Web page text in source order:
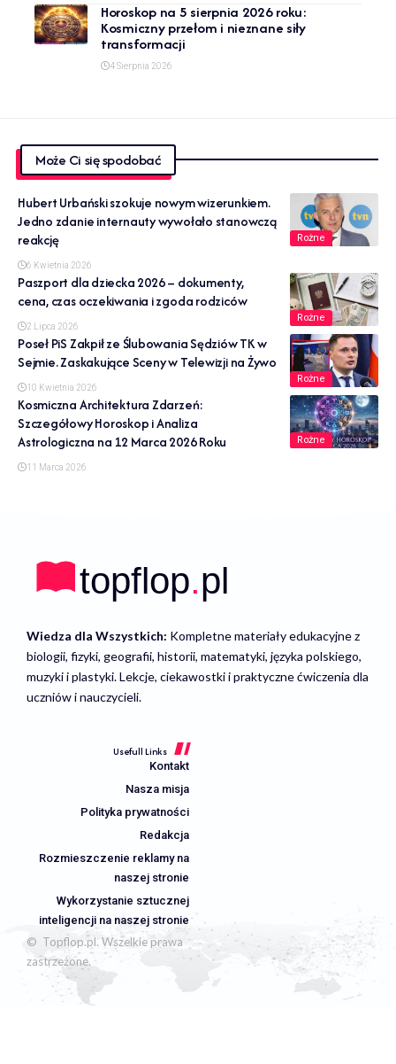
Horoskop na 5 sierpnia 2026 roku:
Kosmiczny przełom i nieznane siły
transformacji
4 Sierpnia 2026
Może Ci się spodobać
Rożne
Hubert Urbański szokuje nowym wizerunkiem.
Jedno zdanie internauty wywołało stanowczą
reakcję
6 Kwietnia 2026
Rożne
Paszport dla dziecka 2026 – dokumenty,
cena, czas oczekiwania i zgoda rodziców
2 Lipca 2026
Rożne
Poseł PiS Zakpił ze Ślubowania Sędziów TK w
Sejmie. Zaskakujące Sceny w Telewizji na Żywo
10 Kwietnia 2026
Rożne
Kosmiczna Architektura Zdarzeń:
Szczegółowy Horoskop i Analiza
Astrologiczna na 12 Marca 2026 Roku
11 Marca 2026
Wiedza dla Wszystkich: Kompletne materiały edukacyjne z
biologii, fizyki, geografii, historii, matematyki, języka polskiego,
muzyki i plastyki. Lekcje, ciekawostki i praktyczne ćwiczenia dla
uczniów i nauczycieli.
Usefull Links
Kontakt
Nasza misja
Polityka prywatności
Redakcja
Rozmieszczenie reklamy na
naszej stronie
Wykorzystanie sztucznej
inteligencji na naszej stronie
© Topflop.pl. Wszelkie prawa
zastrzeżone.